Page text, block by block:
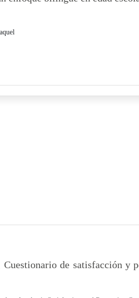
de satisfacción y